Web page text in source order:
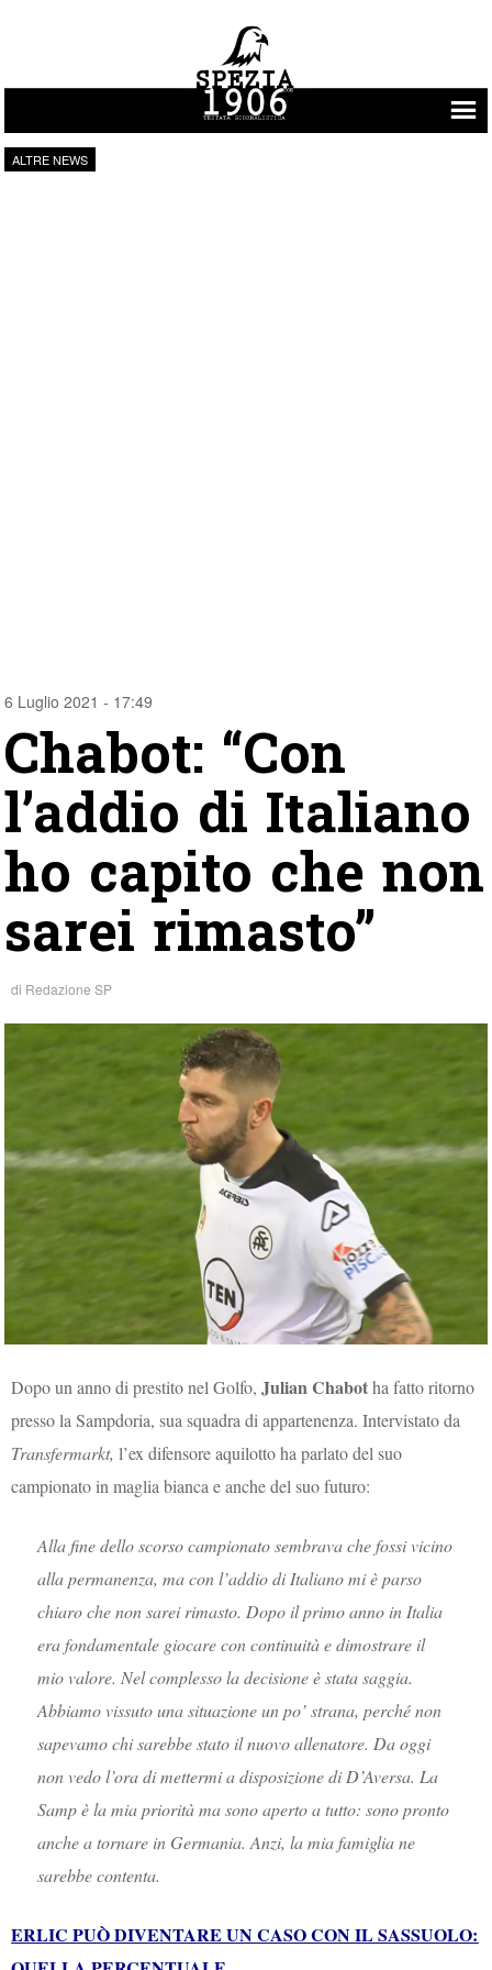
Vai al contenuto
ALTRE NEWS
6 Luglio 2021 - 17:49
Chabot: “Con
l’addio di Italiano
ho capito che non
sarei rimasto”
di Redazione SP
Dopo un anno di prestito nel Golfo,Julian Chabotha fatto ritorno
presso la Sampdoria, sua squadra di appartenenza. Intervistato da
Transfermarkt, l’ex difensore aquilotto ha parlato del suo
campionato in maglia bianca e anche del suo futuro:
Alla fine dello scorso campionato sembrava che fossi vicino
alla permanenza, ma con l’addio di Italiano mi è parso
chiaro che non sarei rimasto. Dopo il primo anno in Italia
era fondamentale giocare con continuità e dimostrare il
mio valore. Nel complesso la decisione è stata saggia.
Abbiamo vissuto una situazione un po’ strana, perché non
sapevamo chi sarebbe stato il nuovo allenatore. Da oggi
non vedo l’ora di mettermi a disposizione di D’Aversa. La
Samp è la mia priorità ma sono aperto a tutto: sono pronto
anche a tornare in Germania. Anzi, la mia famiglia ne
sarebbe contenta.
ERLIC PUÒ DIVENTARE UN CASO CON IL SASSUOLO: